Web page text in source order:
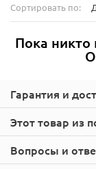
Этот товар из
Гарантия и
Сортировать по:
Пока никто
Вопросы и